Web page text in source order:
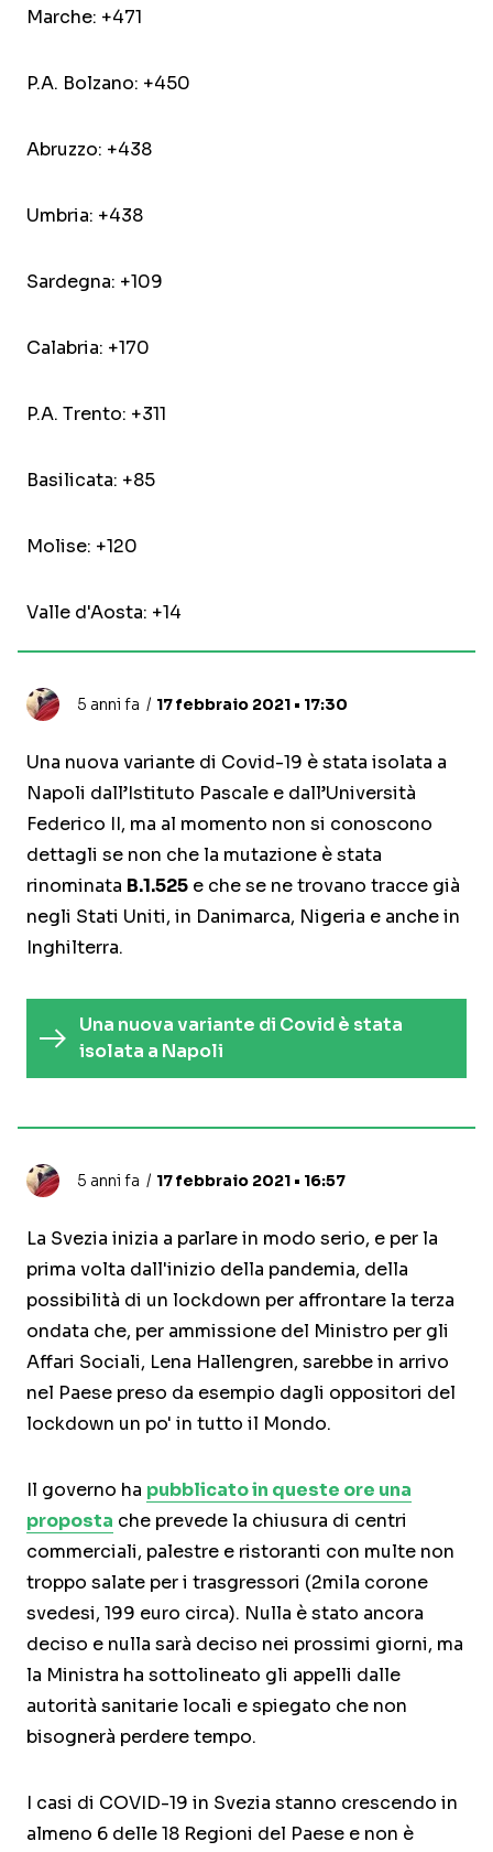
Marche: +471
P.A. Bolzano: +450
Abruzzo: +438
Umbria: +438
Sardegna: +109
Calabria: +170
P.A. Trento: +311
Basilicata: +85
Molise: +120
Valle d'Aosta: +14
5 anni fa 17 febbraio 2021 • 17:30
Una nuova variante di Covid-19 è stata isolata a
Napoli dall’Istituto Pascale e dall’Università
Federico II, ma al momento non si conoscono
dettagli se non che la mutazione è stata
rinominata B.1.525 e che se ne trovano tracce già
negli Stati Uniti, in Danimarca, Nigeria e anche in
Inghilterra.
Una nuova variante di Covid è stata
isolata a Napoli
5 anni fa 17 febbraio 2021 • 16:57
La Svezia inizia a parlare in modo serio, e per la
prima volta dall'inizio della pandemia, della
possibilità di un lockdown per affrontare la terza
ondata che, per ammissione del Ministro per gli
Affari Sociali, Lena Hallengren, sarebbe in arrivo
nel Paese preso da esempio dagli oppositori del
lockdown un po' in tutto il Mondo.
Il governo ha pubblicato in queste ore una
proposta che prevede la chiusura di centri
commerciali, palestre e ristoranti con multe non
troppo salate per i trasgressori (2mila corone
svedesi, 199 euro circa). Nulla è stato ancora
deciso e nulla sarà deciso nei prossimi giorni, ma
la Ministra ha sottolineato gli appelli dalle
autorità sanitarie locali e spiegato che non
bisognerà perdere tempo.
I casi di COVID-19 in Svezia stanno crescendo in
almeno 6 delle 18 Regioni del Paese e non è